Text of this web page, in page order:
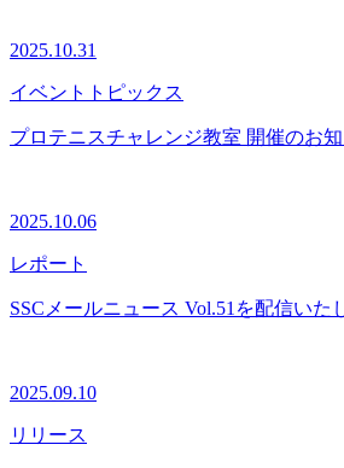
2025.10.31
イベント トピックス
プロテニスチャレンジ教室 開催のお
2025.10.06
レポート
SSCメールニュース Vol.51を配信いた
2025.09.10
リリース